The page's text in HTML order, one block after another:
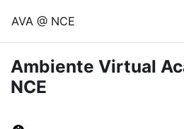
AVA @ NCE
Ambiente Virtual
NCE